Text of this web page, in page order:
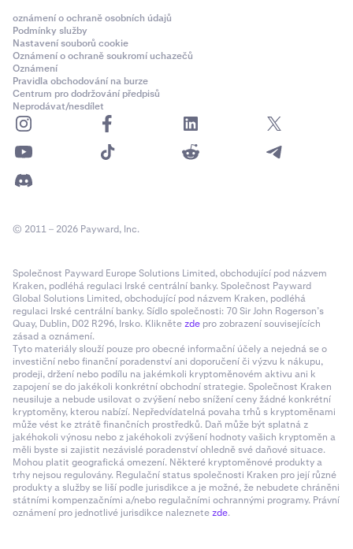
oznámení o ochraně osobních údajů
Podmínky služby
Nastavení souborů cookie
Oznámení o ochraně soukromí uchazečů
Oznámení
Pravidla obchodování na burze
Centrum pro dodržování předpisů
Neprodávat/nesdílet
© 2011 – 2026 Payward, Inc.
Společnost Payward Europe Solutions Limited, obchodující pod názvem
Kraken, podléhá regulaci Irské centrální banky. Společnost Payward
Global Solutions Limited, obchodující pod názvem Kraken, podléhá
regulaci Irské centrální banky. Sídlo společnosti: 70 Sir John Rogerson’s
Quay, Dublin, D02 R296, Irsko. Kliknětezde pro zobrazení souvisejících
zásad a oznámení.
Tyto materiály slouží pouze pro obecné informační účely a nejedná se o
investiční nebo finanční poradenství ani doporučení či výzvu k nákupu,
prodeji, držení nebo podílu na jakémkoli kryptoměnovém aktivu ani k
zapojení se do jakékoli konkrétní obchodní strategie. Společnost Kraken
neusiluje a nebude usilovat o zvýšení nebo snížení ceny žádné konkrétní
kryptoměny, kterou nabízí. Nepředvídatelná povaha trhů s kryptoměnami
může vést ke ztrátě finančních prostředků. Daň může být splatná z
jakéhokoli výnosu nebo z jakéhokoli zvýšení hodnoty vašich kryptoměn a
měli byste si zajistit nezávislé poradenství ohledně své daňové situace.
Mohou platit geografická omezení. Některé kryptoměnové produkty a
trhy nejsou regulovány. Regulační status společnosti Kraken pro její různé
produkty a služby se liší podle jurisdikce a je možné, že nebudete chráněni
státními kompenzačními a/nebo regulačními ochrannými programy. Právní
oznámení pro jednotlivé jurisdikce naleznetezde.